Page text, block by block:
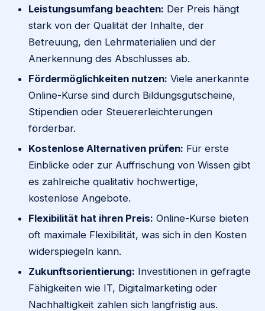
Leistungsumfang beachten: Der Preis hängt
stark von der Qualität der Inhalte, der
Betreuung, den Lehrmaterialien und der
Anerkennung des Abschlusses ab.
Fördermöglichkeiten nutzen: Viele anerkannte
Online-Kurse sind durch Bildungsgutscheine,
Stipendien oder Steuererleichterungen
förderbar.
Kostenlose Alternativen prüfen: Für erste
Einblicke oder zur Auffrischung von Wissen gibt
es zahlreiche qualitativ hochwertige,
kostenlose Angebote.
Flexibilität hat ihren Preis: Online-Kurse bieten
oft maximale Flexibilität, was sich in den Kosten
widerspiegeln kann.
Zukunftsorientierung: Investitionen in gefragte
Fähigkeiten wie IT, Digitalmarketing oder
Nachhaltigkeit zahlen sich langfristig aus.